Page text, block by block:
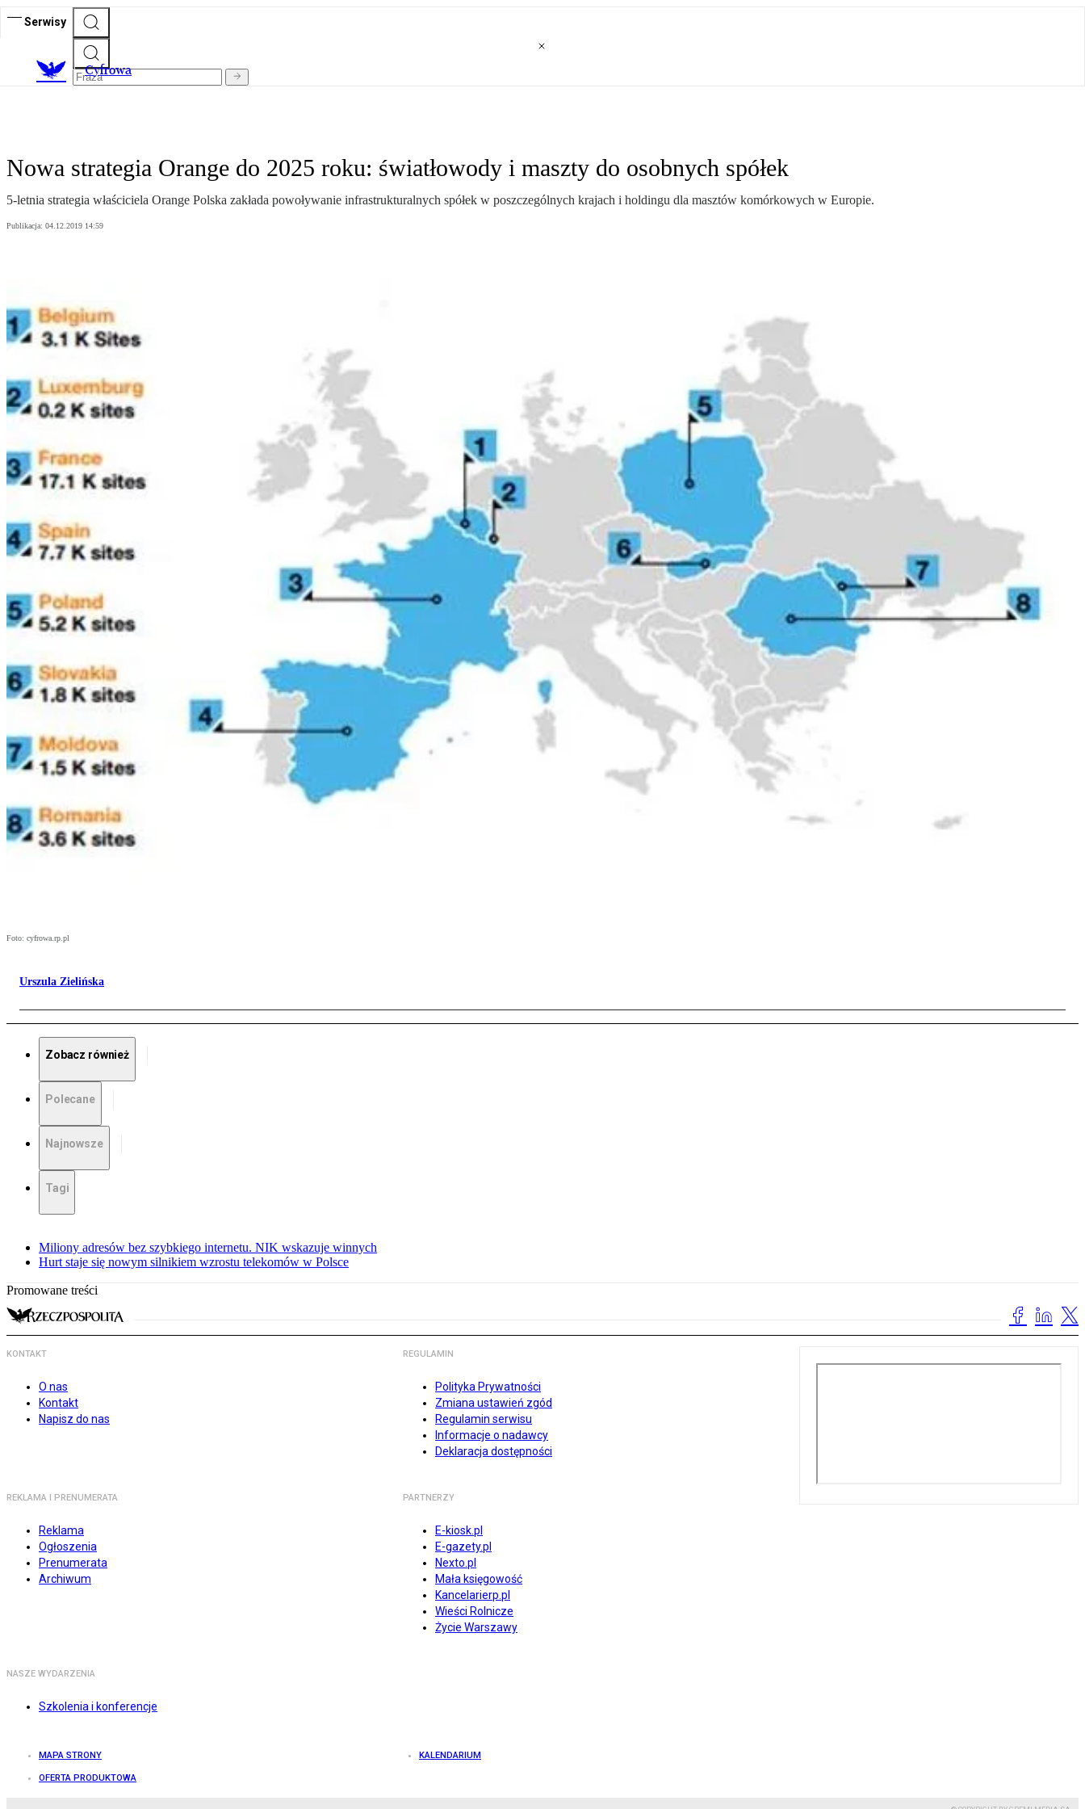
Serwisy
Cyfrowa
Nowa strategia Orange do 2025 roku: światłowody i maszty do osobnych spółek
5-letnia strategia właściciela Orange Polska zakłada powoływanie infrastrukturalnych spółek w poszczególnych krajach i holdingu dla masztów komórkowych w Europie.
Publikacja: 04.12.2019 14:59
Foto: cyfrowa.rp.pl
Urszula Zielińska
Zobacz również
Polecane
Najnowsze
Tagi
Miliony adresów bez szybkiego internetu. NIK wskazuje winnych
Hurt staje się nowym silnikiem wzrostu telekomów w Polsce
Promowane treści
KONTAKT
O nas
Kontakt
Napisz do nas
REGULAMIN
Polityka Prywatności
Zmiana ustawień zgód
Regulamin serwisu
Informacje o nadawcy
Deklaracja dostępności
REKLAMA I PRENUMERATA
Reklama
Ogłoszenia
Prenumerata
Archiwum
PARTNERZY
E-kiosk.pl
E-gazety.pl
Nexto.pl
Mała księgowość
Kancelarierp.pl
Wieści Rolnicze
Życie Warszawy
NASZE WYDARZENIA
Szkolenia i konferencje
MAPA STRONY KALENDARIUM
OFERTA PRODUKTOWA